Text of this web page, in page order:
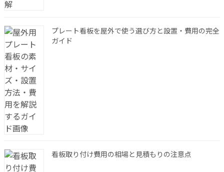
プレート看板を屋外で使う選び方と設置・費用の完全
ガイド
看板取り付け費用の相場と見積もりの注意点